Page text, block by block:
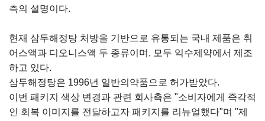
측의 설명이다.
현재 삼두해정탕 처방을 기반으로 유통되는 국내 제품은 취
어스액과 디오니스액 두 종류이며, 모두 익수제약에서 제조
하고 있다.
삼두해정탕은 1996년 일반의약품으로 허가받았다.
이번 패키지 색상 변경과 관련 회사측은 "소비자에게 즉각적
인 회복 이미지를 전달하고자 패키지를 리뉴얼했다"며 "제